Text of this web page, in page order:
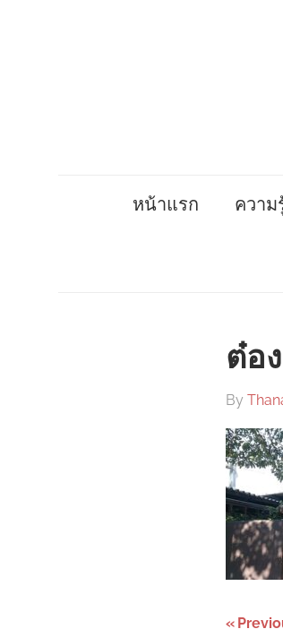
หน้าแรก ความ
ต๋อ
By